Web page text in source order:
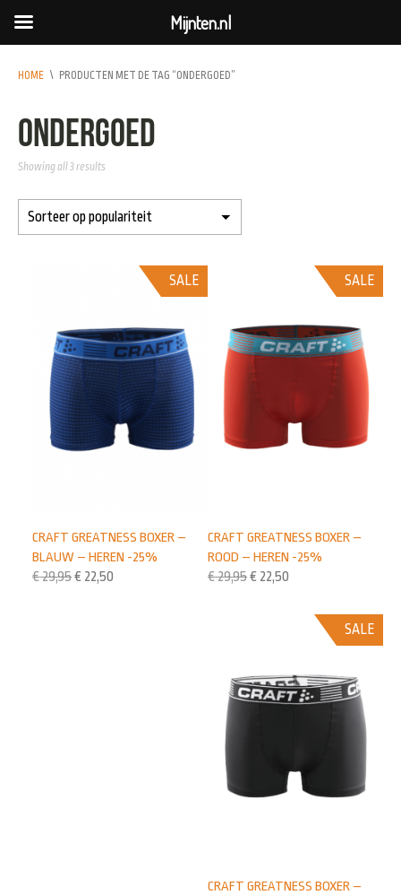
HOME \ PRODUCTEN MET DE TAG “ONDERGOED”
ondergoed
Showing all 3 results
SALE
CRAFT GREATNESS BOXER –
ROOD – HEREN -25%
€29,95€ 22,50
SALE
CRAFT GREATNESS BOXER –
BLAUW – HEREN -25%
€29,95€ 22,50
SALE
CRAFT GREATNESS BOXER –
Mijnten.nl